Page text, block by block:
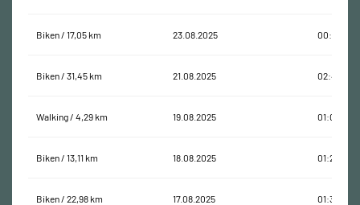
Biken / 17,05 km 23.08.2025 00:59:26
Biken / 31,45 km 21.08.2025 02:48:48
Walking / 4,29 km 19.08.2025 01:07:16
Biken / 13,11 km 18.08.2025 01:26:05
Biken / 22,98 km 17.08.2025 01:36:27